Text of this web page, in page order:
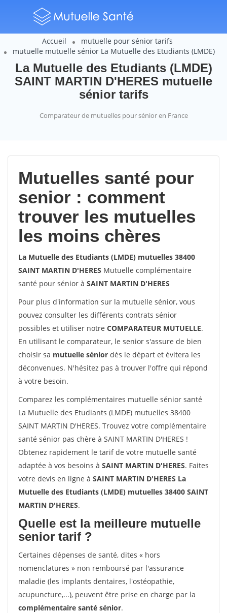
Accueil
mutuelle pour sénior tarifs
mutuelle mutuelle sénior La Mutuelle des Etudiants (LMDE)
La Mutuelle des Etudiants (LMDE)
SAINT MARTIN D'HERES mutuelle
sénior tarifs
Comparateur de mutuelles pour sénior en France
Mutuelles santé pour
senior : comment
trouver les mutuelles
les moins chères
La Mutuelle des Etudiants (LMDE) mutuelles 38400
SAINT MARTIN D'HERES Mutuelle complémentaire
santé pour sénior à SAINT MARTIN D'HERES
Pour plus d'information sur la mutuelle sénior, vous
pouvez consulter les différents contrats sénior
possibles et utiliser notre COMPARATEUR MUTUELLE.
En utilisant le comparateur, le senior s'assure de bien
choisir sa mutuelle sénior dès le départ et évitera les
déconvenues. N'hésitez pas à trouver l'offre qui répond
à votre besoin.
Comparez les complémentaires mutuelle sénior santé
La Mutuelle des Etudiants (LMDE) mutuelles 38400
SAINT MARTIN D'HERES. Trouvez votre complémentaire
santé sénior pas chère à SAINT MARTIN D'HERES !
Obtenez rapidement le tarif de votre mutuelle santé
adaptée à vos besoins à SAINT MARTIN D'HERES. Faites
votre devis en ligne à SAINT MARTIN D'HERES La
Mutuelle des Etudiants (LMDE) mutuelles 38400 SAINT
MARTIN D'HERES.
Quelle est la meilleure mutuelle
senior tarif ?
Certaines dépenses de santé, dites « hors
nomenclatures » non remboursé par l'assurance
maladie (les implants dentaires, l'ostéopathie,
acupuncture,...), peuvent être prise en charge par la
complémentaire santé sénior.